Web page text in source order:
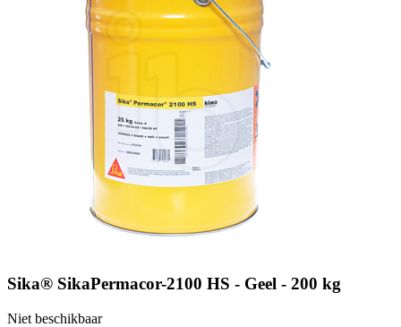
Sika® SikaPermacor-2100 HS - Geel - 200 kg
Niet beschikbaar